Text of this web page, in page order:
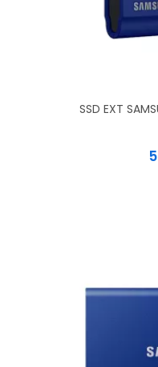
SSD EXT